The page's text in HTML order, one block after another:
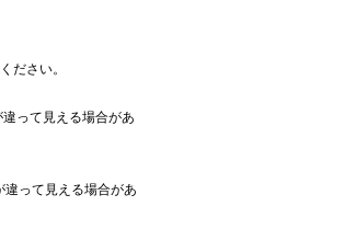
ださい。
って見える場合があ
って見える場合があ